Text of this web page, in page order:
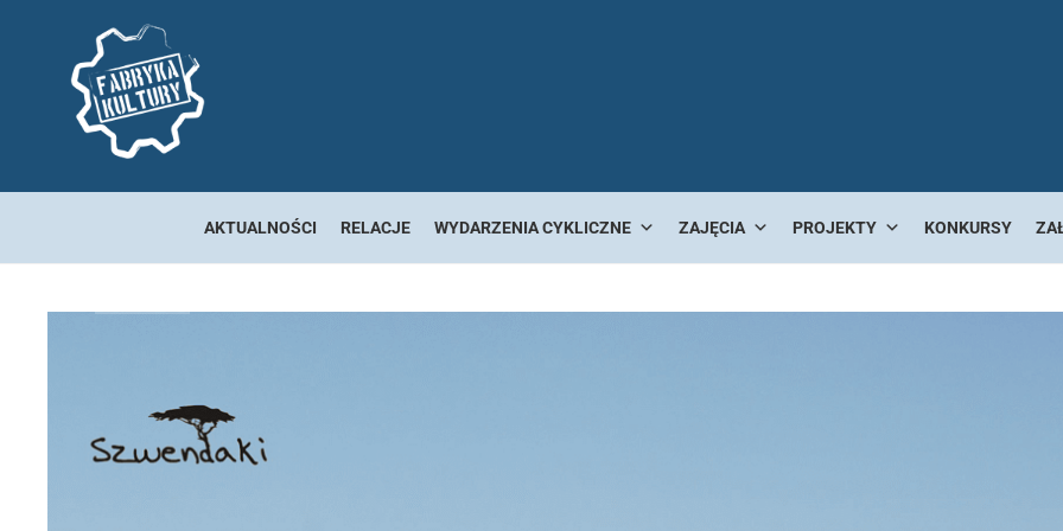
AKTUALNOŚCI RELACJE WYDARZENIA CYKLICZNE ZAJĘCIA PROJEKTY KONKURSY